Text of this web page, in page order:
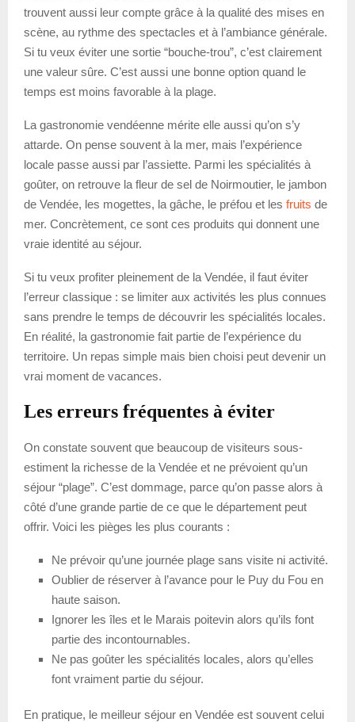
trouvent aussi leur compte grâce à la qualité des mises en
scène, au rythme des spectacles et à l’ambiance générale.
Si tu veux éviter une sortie “bouche-trou”, c’est clairement
une valeur sûre. C’est aussi une bonne option quand le
temps est moins favorable à la plage.
La gastronomie vendéenne mérite elle aussi qu’on s’y
attarde. On pense souvent à la mer, mais l’expérience
locale passe aussi par l’assiette. Parmi les spécialités à
goûter, on retrouve la fleur de sel de Noirmoutier, le jambon
de Vendée, les mogettes, la gâche, le préfou et les fruits de
mer. Concrètement, ce sont ces produits qui donnent une
vraie identité au séjour.
Si tu veux profiter pleinement de la Vendée, il faut éviter
l’erreur classique : se limiter aux activités les plus connues
sans prendre le temps de découvrir les spécialités locales.
En réalité, la gastronomie fait partie de l’expérience du
territoire. Un repas simple mais bien choisi peut devenir un
vrai moment de vacances.
Les erreurs fréquentes à éviter
On constate souvent que beaucoup de visiteurs sous-
estiment la richesse de la Vendée et ne prévoient qu’un
séjour “plage”. C’est dommage, parce qu’on passe alors à
côté d’une grande partie de ce que le département peut
offrir. Voici les pièges les plus courants :
Ne prévoir qu’une journée plage sans visite ni activité.
Oublier de réserver à l’avance pour le Puy du Fou en
haute saison.
Ignorer les îles et le Marais poitevin alors qu’ils font
partie des incontournables.
Ne pas goûter les spécialités locales, alors qu’elles
font vraiment partie du séjour.
En pratique, le meilleur séjour en Vendée est souvent celui